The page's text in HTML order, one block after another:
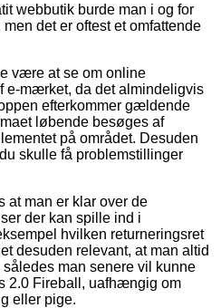
webbutik burde man i og for
det er oftest et omfattende
være at se om online
e-mærket, da det almindeligvis
efterkommer gældende
løbende besøges af
på området. Desuden
skulle få problemstillinger
at man er klar over de
der kan spille ind i
hvilken returneringsret
desuden relevant, at man altid
man senere vil kunne
2.0 Fireball, uafhængig om
eller pige.